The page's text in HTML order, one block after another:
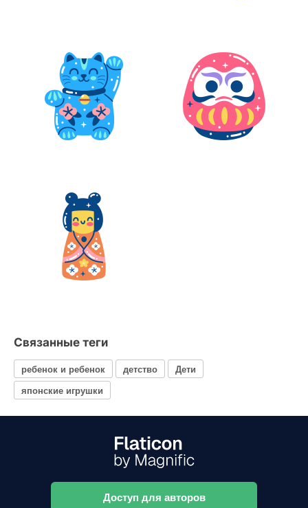
Связанные теги
ребенок и ребенок детство
Дети
японские игрушки
Доступ для авторов